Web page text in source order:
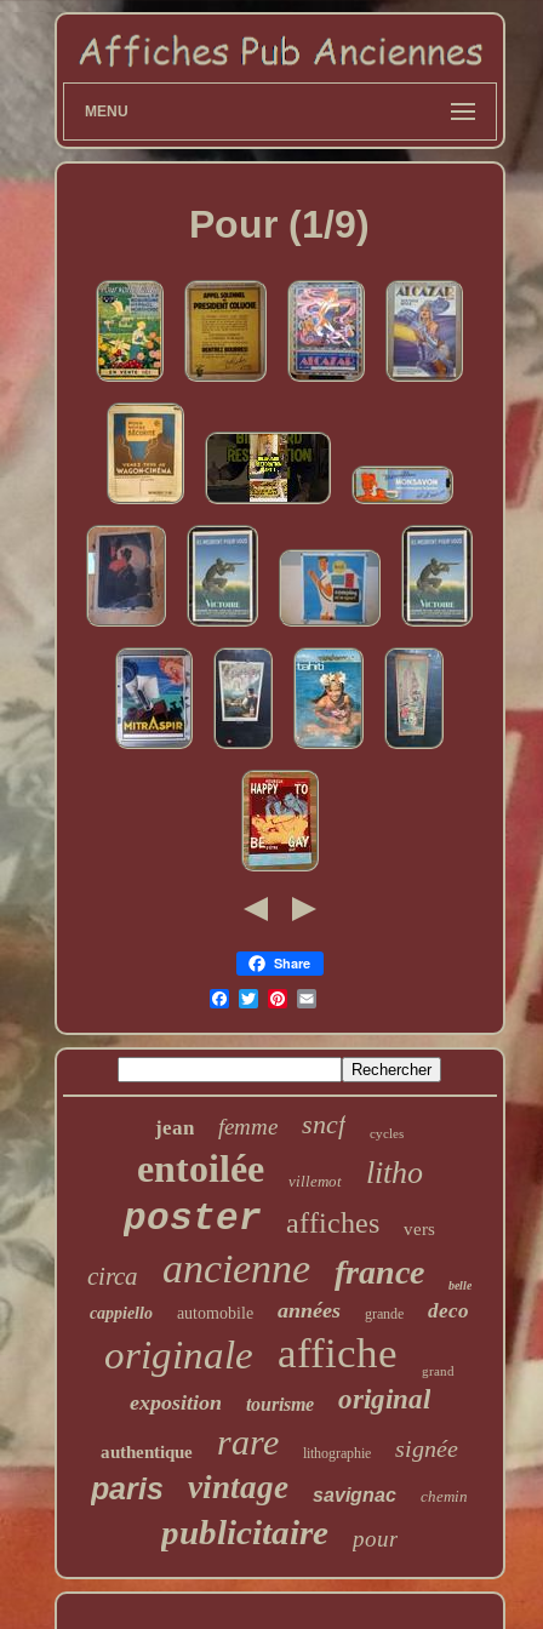
MENU
Pour (1/9)
Share
jean femme sncf cycles
entoilée villemot litho
poster affiches vers
circa ancienne france belle
cappiello automobile années grande deco
originale affiche grand
exposition tourisme original
authentique rare lithographie signée
paris vintage savignac chemin
publicitaire pour